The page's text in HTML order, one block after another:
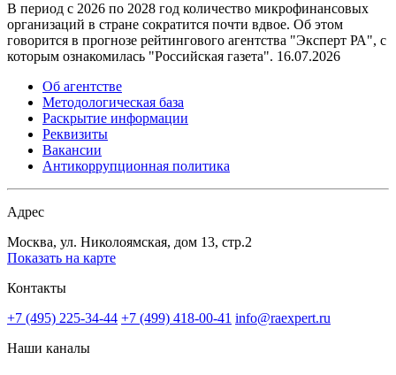
В период с 2026 по 2028 год количество микрофинансовых
организаций в стране сократится почти вдвое. Об этом
говорится в прогнозе рейтингового агентства "Эксперт РА", с
которым ознакомилась "Российская газета". 16.07.2026
Об агентстве
Методологическая база
Раскрытие информации
Реквизиты
Вакансии
Антикоррупционная политика
Адрес
Москва, ул. Николоямская, дом 13, стр.2
Показать на карте
Контакты
+7 (495) 225-34-44 +7 (499) 418-00-41 info@raexpert.ru
Наши каналы